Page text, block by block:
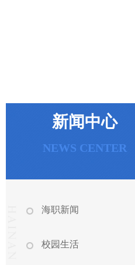
新闻中心
NEWS CENTER
海职新闻
校园生活